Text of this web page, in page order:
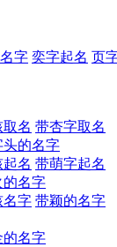
字 奕字起名 页
名 带杏字取名
头的名字
名 带萌字起名
的名字
名字 带颖的名字
的名字